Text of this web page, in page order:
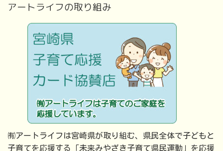
アートライフの取り組み
㈲アートライフは宮崎県が取り組む、県民全体で子どもと
子育てを応援する「未来みやざき子育て県民運動」を応援